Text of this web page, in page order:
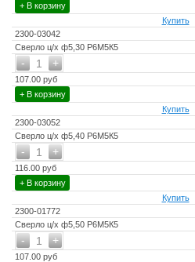
+ В корзину
Купить
2300-03042
Сверло ц/х ф5,30 Р6М5К5
+
- 1
107.00 руб
+ В корзину
Купить
2300-03052
Сверло ц/х ф5,40 Р6М5К5
+
- 1
116.00 руб
+ В корзину
Купить
2300-01772
Сверло ц/х ф5,50 Р6М5К5
+
- 1
107.00 руб